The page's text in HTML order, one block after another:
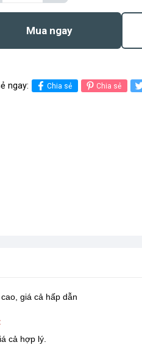
Mua ngay
ngay: Chia sẻ Chia sẻ
giá cả hấp dẫn
cả hợp lý.